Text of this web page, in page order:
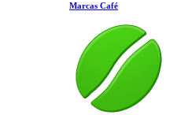
Marcas Café